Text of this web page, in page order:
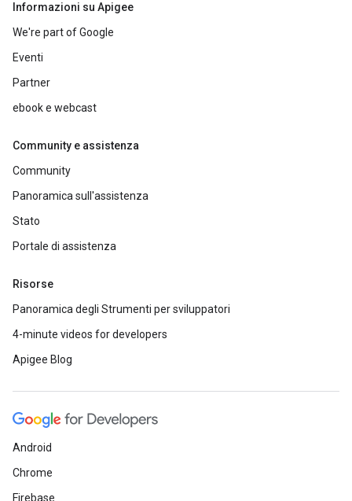
Informazioni su Apigee
We're part of Google
Eventi
Partner
ebook e webcast
Community e assistenza
Community
Panoramica sull'assistenza
Stato
Portale di assistenza
Risorse
Panoramica degli Strumenti per sviluppatori
4-minute videos for developers
Apigee Blog
Android
Chrome
Firebase